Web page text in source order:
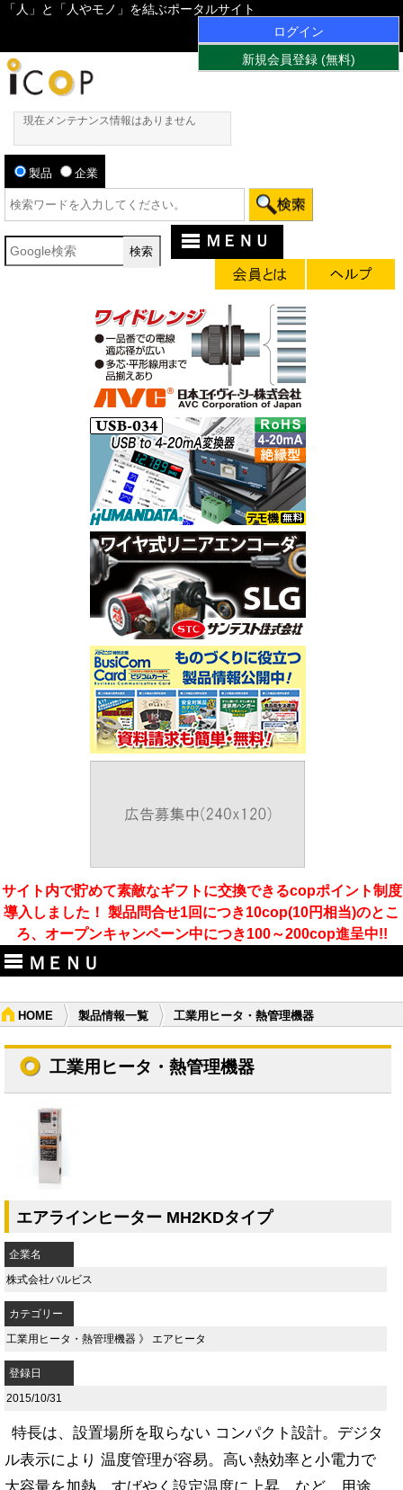
「人」と「人やモノ」を結ぶポータルサイト
ログイン
新規会員登録 (無料)
現在メンテナンス情報はありません
製品 企業
ＭＥＮＵ
サイト内で貯めて素敵なギフトに交換できるcopポイント制度
導入しました！ 製品問合せ1回につき10cop(10円相当)のとこ
ろ、オープンキャンペーン中につき100～200cop進呈中!!
ＭＥＮＵ
HOME 製品情報一覧 工業用ヒータ・熱管理機器
工業用ヒータ・熱管理機器
エアラインヒーター MH2KDタイプ
企業名
株式会社バルビス
カテゴリー
工業用ヒータ・熱管理機器 》 エアヒータ
登録日
2015/10/31
特長は、設置場所を取らない コンパクト設計。デジタ
ル表示により 温度管理が容易。高い熱効率と小電力で